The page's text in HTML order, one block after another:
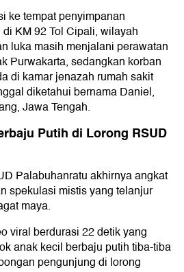
ke tempat penyimpanan
KM 92 Tol Cipali, wilayah
luka masih menjalani perawatan
Purwakarta, sedangkan korban
di kamar jenazah rumah sakit
diketahui bernama Daniel,
Jawa Tengah.
Putih di Lorong RSUD
Palabuhanratu akhirnya angkat
spekulasi mistis yang telanjur
maya.
viral berdurasi 22 detik yang
anak kecil berbaju putih tiba-tiba
pengunjung di lorong